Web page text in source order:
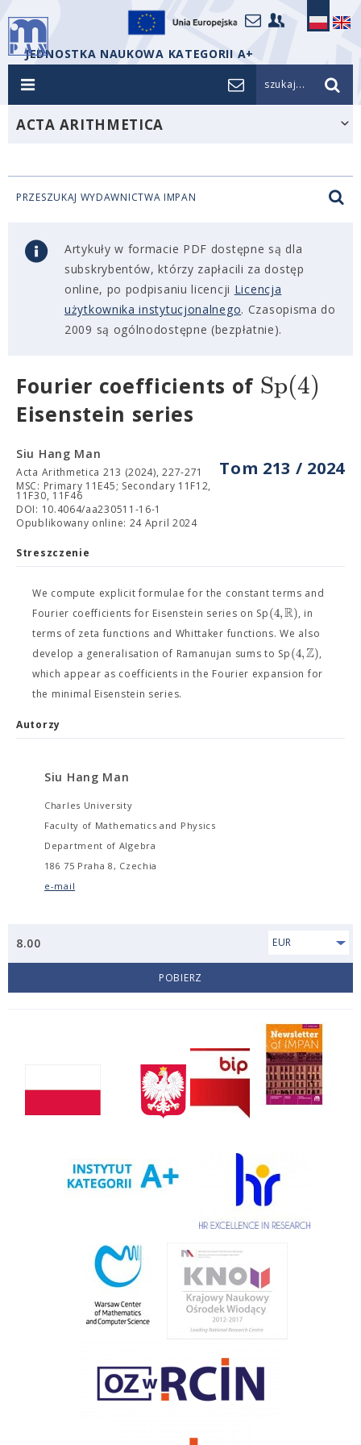
JEDNOSTKA NAUKOWA KATEGORII A+
szukaj...
ACTA ARITHMETICA
PRZESZUKAJ WYDAWNICTWA IMPAN
Artykuły w formacie PDF dostępne są dla
subskrybentów, którzy zapłacili za dostęp
online, po podpisaniu licencji Licencja
użytkownika instytucjonalnego. Czasopisma do
2009 są ogólnodostępne (bezpłatnie).
Fourier coefficients of Sp(4)
Eisenstein series
Tom 213 / 2024
Siu Hang Man
Acta Arithmetica 213 (2024), 227-271
MSC: Primary 11E45; Secondary 11F12,
11F30, 11F46
DOI: 10.4064/aa230511-16-1
Opublikowany online: 24 April 2024
Streszczenie
We compute explicit formulae for the constant terms and
Fourier coefficients for Eisenstein series on Sp(4,R), in
terms of zeta functions and Whittaker functions. We also
develop a generalisation of Ramanujan sums to Sp(4,Z),
which appear as coefficients in the Fourier expansion for
the minimal Eisenstein series.
Autorzy
Siu Hang Man
Charles University
Faculty of Mathematics and Physics
Department of Algebra
186 75 Praha 8, Czechia
e-mail
8.00 EUR
POBIERZ